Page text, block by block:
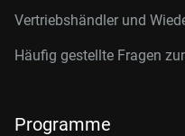
Vertriebshändler und
Häufig gestellte Fragen
Programme